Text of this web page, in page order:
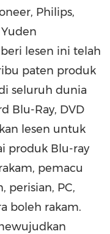
Philips,
lesen ini telah
paten produk
seluruh dunia
Blu-Ray, DVD
lesen untuk
produk Blu-ray
pemacu
perisian, PC,
boleh rakam.